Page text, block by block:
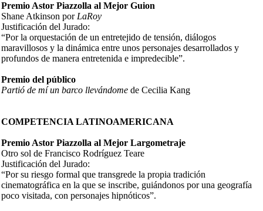
Premio Astor Piazzolla al Mejor Guion
Shane Atkinson por LaRoy
Justificación del Jurado:
“Por la orquestación de un entretejido de tensión, diálogos
maravillosos y la dinámica entre unos personajes desarrollados y
profundos de manera entretenida e impredecible”.
Premio del público
Partió de mí un barco llevándome de Cecilia Kang
COMPETENCIA LATINOAMERICANA
Premio Astor Piazzolla al Mejor Largometraje
Otro sol de Francisco Rodríguez Teare
Justificación del Jurado:
“Por su riesgo formal que transgrede la propia tradición
cinematográfica en la que se inscribe, guiándonos por una geografía
poco visitada, con personajes hipnóticos”.